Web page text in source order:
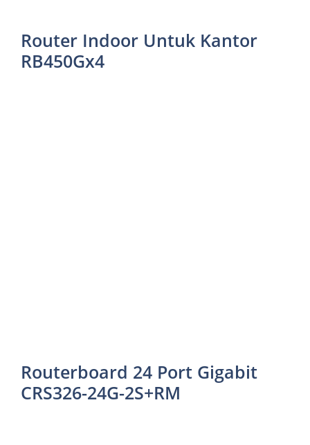
Router Indoor Untuk Kantor
RB450Gx4
Routerboard 24 Port Gigabit
CRS326-24G-2S+RM